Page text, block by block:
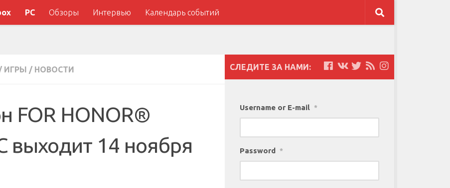
PC Обзоры Интервью Календарь событий
ИГРЫ / НОВОСТИ
FOR HONOR®
выходит 14 ноября
СЛЕДИТЕ ЗА НАМИ:
Username or E-mail *
Password *